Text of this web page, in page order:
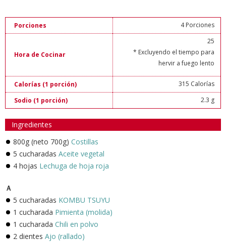
Porciones 4 Porciones
Hora de Cocinar
25
* Excluyendo el tiempo para
hervir a fuego lento
Calorías (1 porción)
315 Calorías
Sodio (1 porción)
2.3 g
Ingredientes
800g (neto 700g) Costillas
5 cucharadas Aceite vegetal
4 hojas Lechuga de hoja roja
Ａ
5 cucharadas KOMBU TSUYU
1 cucharada Pimienta (molida)
1 cucharada Chili en polvo
2 dientes Ajo (rallado)